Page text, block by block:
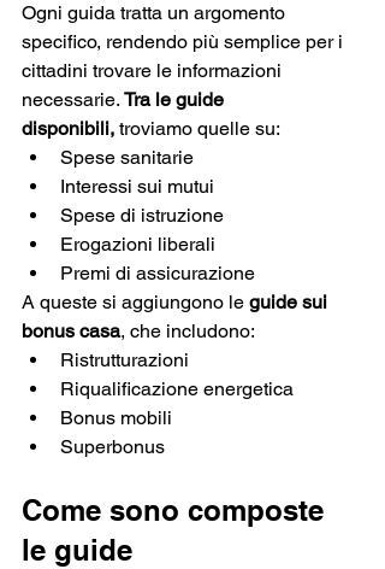
Ogni guida tratta un argomento
specifico, rendendo più semplice per i
cittadini trovare le informazioni
necessarie. Tra le guide
disponibili, troviamo quelle su:
Spese sanitarie
Interessi sui mutui
Spese di istruzione
Erogazioni liberali
Premi di assicurazione
A queste si aggiungono le guide sui
bonus casa, che includono:
Ristrutturazioni
Riqualificazione energetica
Bonus mobili
Superbonus
Come sono composte
le guide